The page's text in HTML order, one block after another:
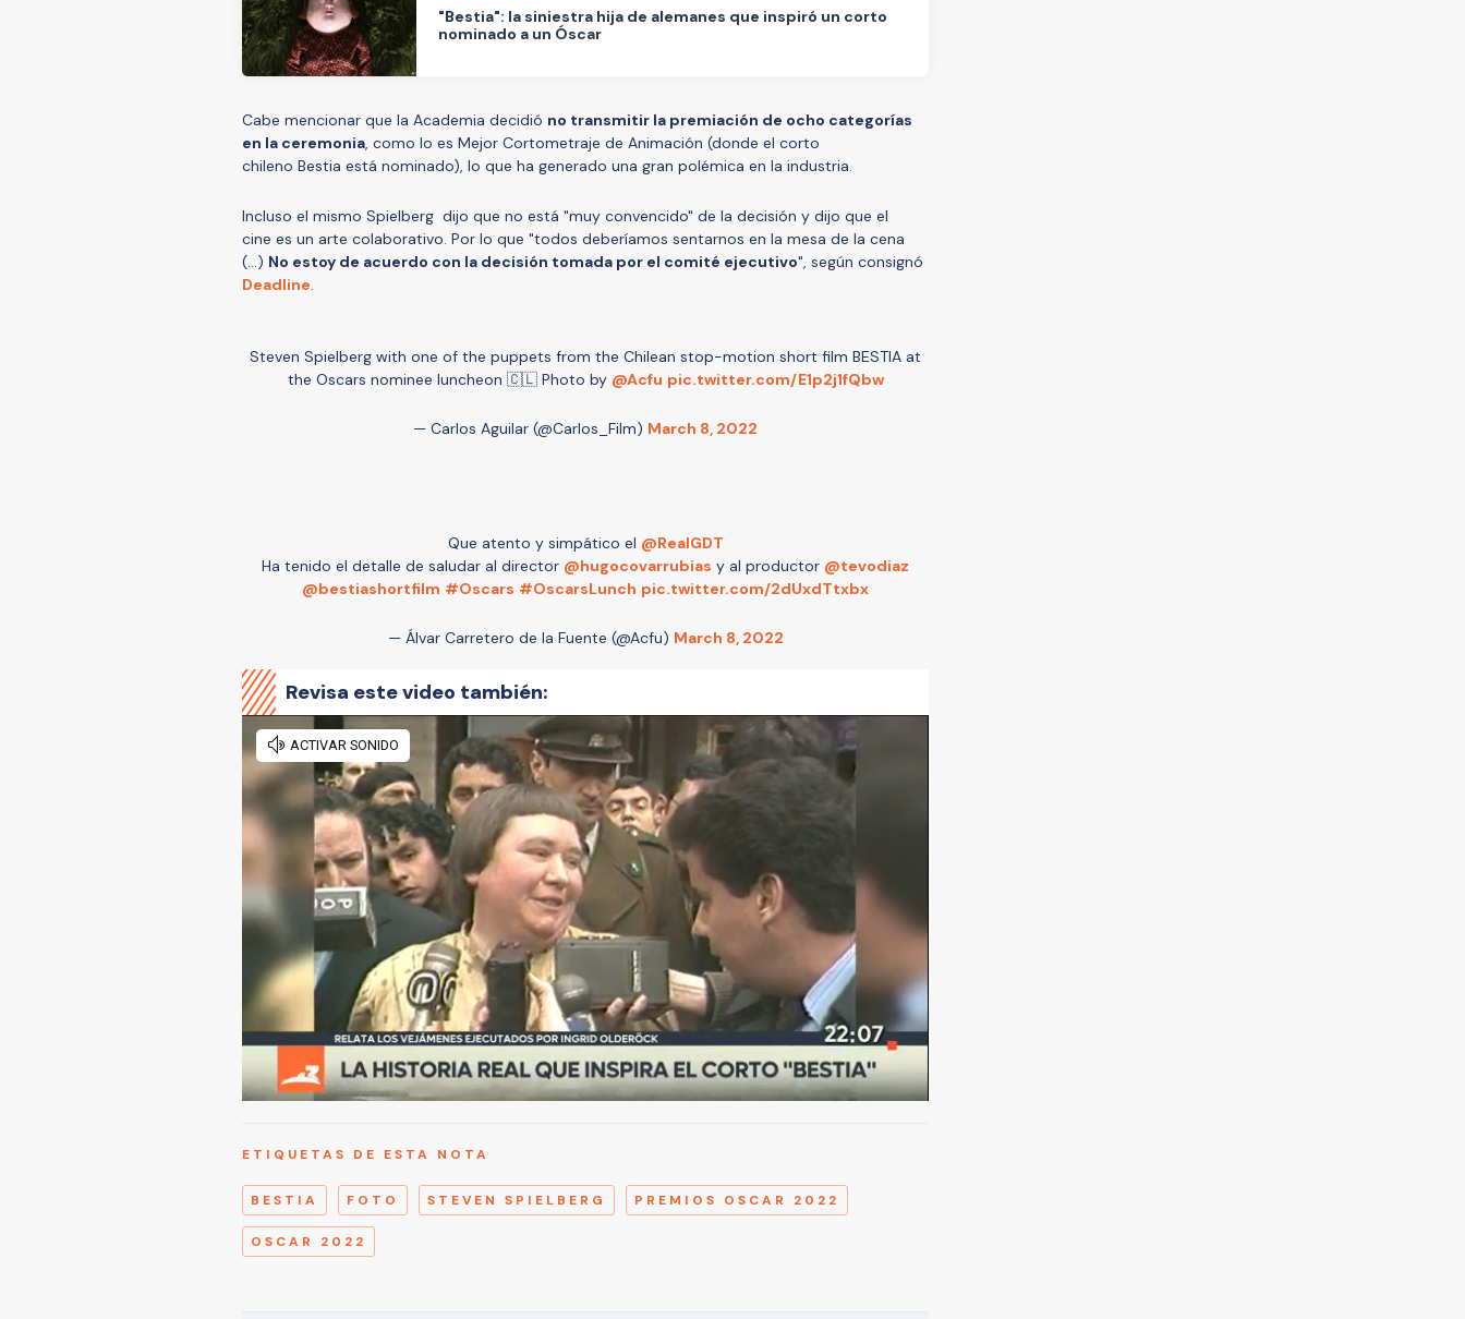
"Bestia": la siniestra hija de alemanes que inspiró un corto
nominado a un Óscar
Cabe mencionar que la Academia decidió no transmitir la premiación de ocho categorías
en la ceremonia, como lo es Mejor Cortometraje de Animación (donde el corto
chileno Bestia está nominado), lo que ha generado una gran polémica en la industria.
Incluso el mismo Spielberg dijo que no está "muy convencido" de la decisión y dijo que el
cine es un arte colaborativo. Por lo que "todos deberíamos sentarnos en la mesa de la cena
(...) No estoy de acuerdo con la decisión tomada por el comité ejecutivo", según consignó
Deadline.
Steven Spielberg with one of the puppets from the Chilean stop-motion short film BESTIA at
the Oscars nominee luncheon 🇨🇱 Photo by @Acfu pic.twitter.com/E1p2j1fQbw
— Carlos Aguilar (@Carlos_Film) March 8, 2022
Que atento y simpático el @RealGDT
Ha tenido el detalle de saludar al director @hugocovarrubias y al productor @tevodiaz
@bestiashortfilm #Oscars #OscarsLunch pic.twitter.com/2dUxdTtxbx
— Álvar Carretero de la Fuente (@Acfu) March 8, 2022
Revisa este video también:
ETIQUETAS DE ESTA NOTA
BESTIA FOTO STEVEN SPIELBERG PREMIOS OSCAR 2022
OSCAR 2022